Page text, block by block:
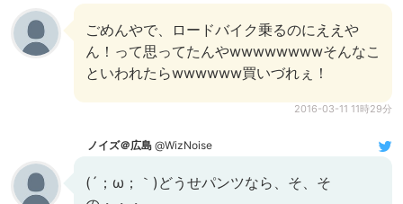
ごめんやで、ロードバイク乗るのにええや
ん！って思ってたんやwwwwwwwwそんなこ
といわれたらwwwwww買いづれぇ！
2016-03-11 11時29分
ノイズ＠広島 @WizNoise
(´；ω；｀)どうせパンツなら、そ、そ